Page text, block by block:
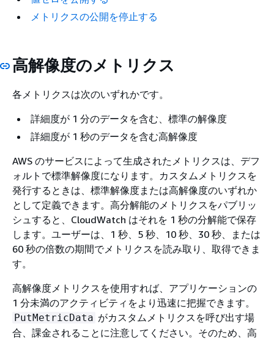
メトリクスの公開を停止する
高解像度のメトリクス
各メトリクスは次のいずれかです。
詳細度が 1 分のデータを含む、標準の解像度
詳細度が 1 秒のデータを含む高解像度
AWS のサービスによって生成されたメトリクスは、デフ
ォルトで標準解像度になります。カスタムメトリクスを
発行するときは、標準解像度または高解像度のいずれか
として定義できます。高分解能のメトリクスをパブリッ
シュすると、CloudWatch はそれを 1 秒の分解能で保存
します。ユーザーは、1 秒、5 秒、10 秒、30 秒、または
60 秒の倍数の期間でメトリクスを読み取り、取得できま
す。
高解像度メトリクスを使用すれば、アプリケーションの
1 分未満のアクティビティをより迅速に把握できます。
PutMetricData がカスタムメトリクスを呼び出す場
合、課金されることに注意してください。そのため、高